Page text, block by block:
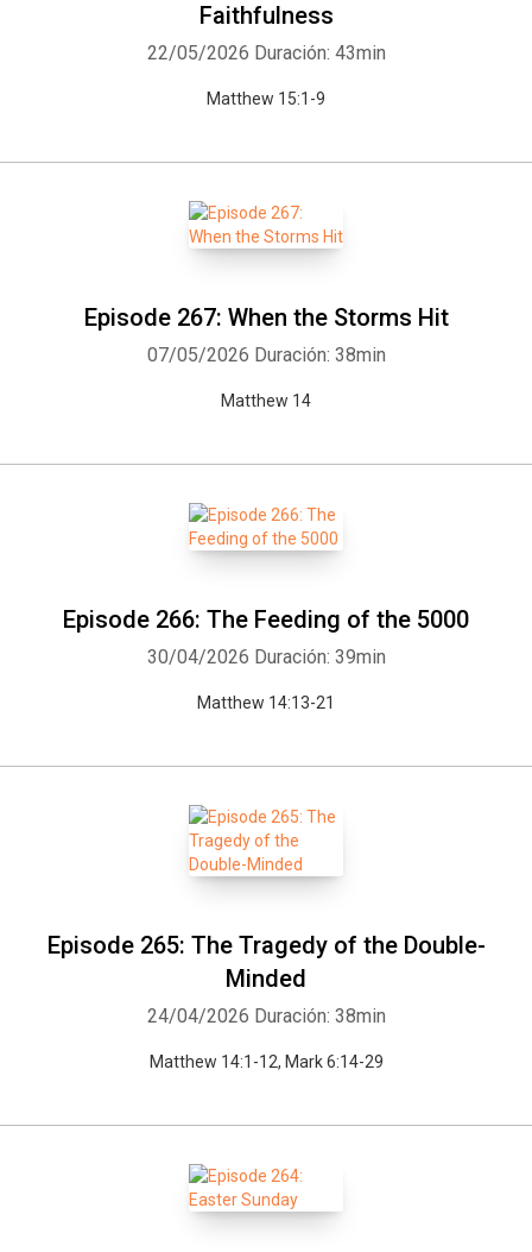
Faithfulness
22/05/2026 Duración: 43min
Matthew 15:1-9
Episode 267: When the Storms Hit
07/05/2026 Duración: 38min
Matthew 14
Episode 266: The Feeding of the 5000
30/04/2026 Duración: 39min
Matthew 14:13-21
Episode 265: The Tragedy of the Double-
Minded
24/04/2026 Duración: 38min
Matthew 14:1-12, Mark 6:14-29